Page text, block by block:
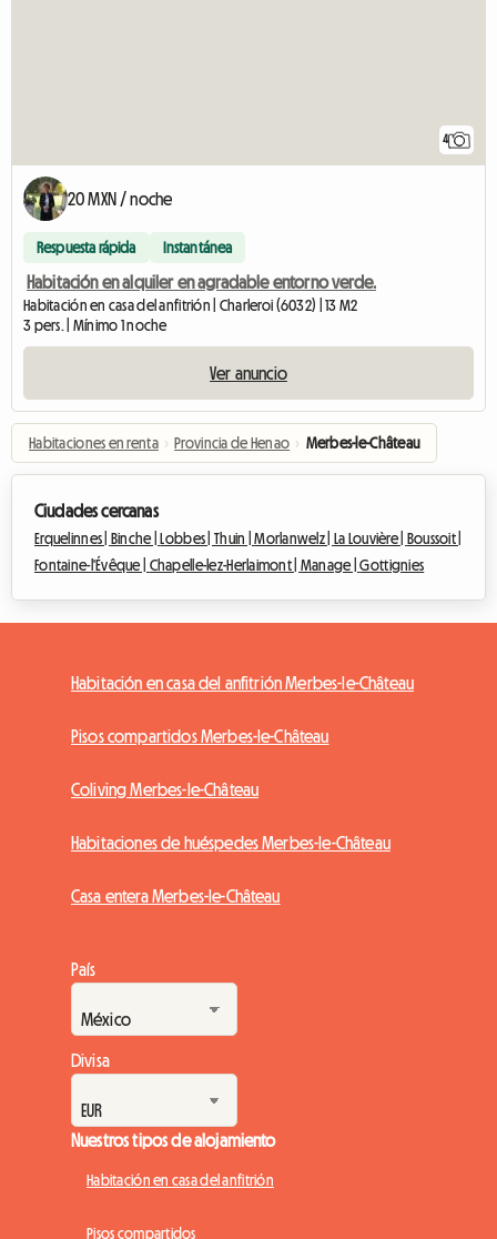
4
20 MXN / noche
Respuesta rápida Instantánea
Habitación en alquiler en agradable entorno verde.
Habitación en casa del anfitrión | Charleroi (6032) | 13 M2
3 pers. | Mínimo 1 noche
Ver anuncio
Habitaciones en renta › Provincia de Henao › Merbes-le-Château
Ciudades cercanas
Erquelinnes | Binche |Lobbes | Thuin |Morlanwelz | La Louvière | Boussoit |
Fontaine-l'Évêque | Chapelle-lez-Herlaimont | Manage |Gottignies
Habitación en casa del anfitrión Merbes-le-Château
Pisos compartidos Merbes-le-Château
Coliving Merbes-le-Château
Habitaciones de huéspedes Merbes-le-Château
Casa entera Merbes-le-Château
País
Divisa
Nuestros tipos de alojamiento
Habitación en casa del anfitrión
Pisos compartidos